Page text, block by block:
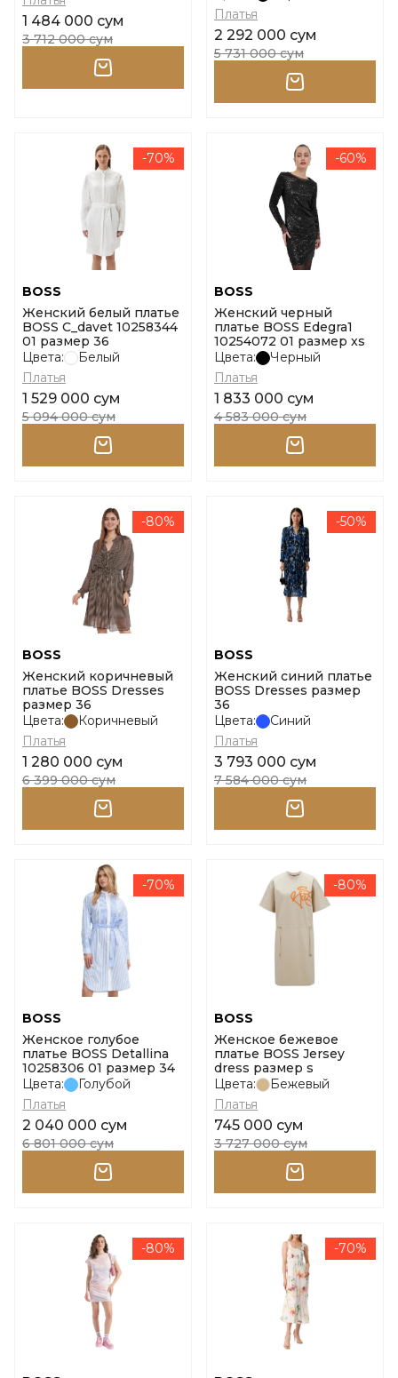
1 484 000 сум
3 712 000 сум
Платья
2 292 000 сум
5 731 000 сум
-70%
BOSS
Женский белый платье
BOSS C_davet 10258344
01 размер 36
Цвета:
Белый
Платья
1 529 000 сум
5 094 000 сум
-60%
BOSS
Женский черный
платье BOSS Edegra1
10254072 01 размер xs
Цвета:
Черный
Платья
1 833 000 сум
4 583 000 сум
-80%
BOSS
Женский коричневый
платье BOSS Dresses
размер 36
Цвета:
Коричневый
Платья
1 280 000 сум
6 399 000 сум
-50%
BOSS
Женский синий платье
BOSS Dresses размер
36
Цвета:
Синий
Платья
3 793 000 сум
7 584 000 сум
-70%
BOSS
Женское голубое
платье BOSS Detallina
10258306 01 размер 34
Цвета:
Голубой
Платья
2 040 000 сум
6 801 000 сум
-80%
BOSS
Женское бежевое
платье BOSS Jersey
dress размер s
Цвета:
Бежевый
Платья
745 000 сум
3 727 000 сум
-80% -70%